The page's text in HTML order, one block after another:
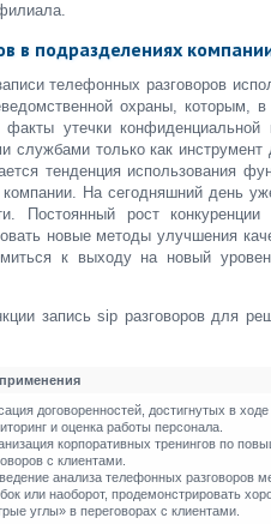
в подразделениях
телефонных разговоров
охраны, которым,
утечки
службами только как
тенденция использования
На сегодняшний день
Постоянный рост
новые методы улучшения
к выходу на новый
запись sip разговоров для
договоренностей, достигнутых в
и оценка работы персонала.
корпоративных тренингов по
с клиентами.
анализа телефонных разговоров
или наоборот, продемонстрировать
углы» в переговорах с клиентами.